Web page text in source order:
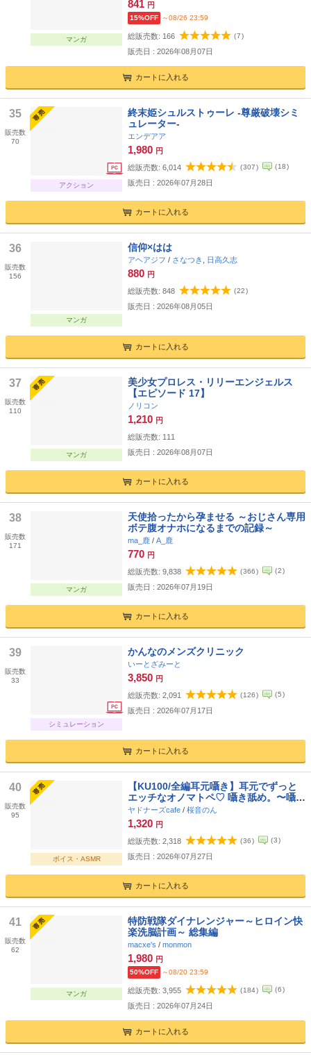
マンガ
841 円
15%OFF ～08/26 23:59
総販売数: 166 (7)
販売日 : 2026年08月07日
カートに入れる
35
販売数
70
アクション
終末姫シュルストゥーレ -尊厳破壊シミ
ュレーター-
エンデアア
1,980 円
総販売数: 6,014 (307) (18)
販売日 : 2026年07月28日
カートに入れる
36
販売数
156
マンガ
信仰×はは
アヘアジフ / さなつき 日高久志
880 円
総販売数: 848 (22)
販売日 : 2026年08月05日
カートに入れる
37
販売数
110
マンガ
美少女プロレス・リリーエンジェルス
【エピソード 17】
ノリコン
1,210 円
総販売数: 111
販売日 : 2026年08月07日
カートに入れる
38
販売数
171
マンガ
天使拾ったから孕ませる ～おじさん専用
ボテ腹オナホになるまでの記録～
ma_鹿 / A_鹿
770 円
総販売数: 9,838 (366) (2)
販売日 : 2026年07月19日
カートに入れる
39
販売数
33
シミュレーション
かんなのメンズクリニック
いーとざみーと
3,850 円
総販売数: 2,091 (126) (5)
販売日 : 2026年07月17日
カートに入れる
40
販売数
95
ボイス・ASMR
【KU100/全編耳元囁き】耳元でずっと
エッチなオノマトペ♡ 囁き舐め。〜囁か
れながら舐められるのはお好きです
か?〜 【総再生時間2時間越え!】
ヤドナーズcafe / 桜音のん
1,320 円
総販売数: 2,318 (36) (3)
販売日 : 2026年07月27日
カートに入れる
41
販売数
62
マンガ
特防戦隊ダイナレンジャー～ヒロイン快
楽洗脳計画～ 総集編
macxe's / monmon
1,980 円
50%OFF ～08/20 23:59
総販売数: 3,955 (184) (6)
販売日 : 2026年07月24日
カートに入れる